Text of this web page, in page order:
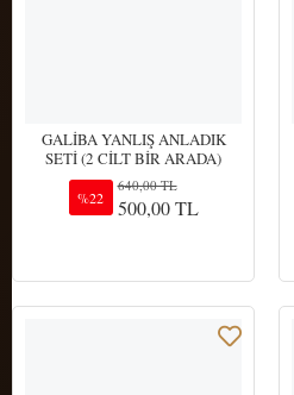
GALİBA YANLIŞ ANLADIK
SETİ (2 CİLT BİR ARADA)
%22
640,00 TL
500,00 TL